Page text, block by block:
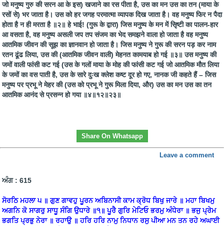
जो मनुष्य गुरु की सरन आ के इस) खजाने का रस पीता है, उस का मन उस का तन (माया के
रसों से) भर जाता है। उस को हर जगह परमात्मा व्यापक दिख जाता है। वह मनुष्य फिर न पैदा
होता है न ही मरता है ॥२॥ हे भाई! (गुरू के द्वारा) जिस मनुष्य के मन में सिृष्टी का पालन-हार
आ वसता है, वह मनुष्य असली जप तप संजम का भेद समझने वाला हो जाता है वह मनुष्य
आतमिक जीवन की सूझ का ज्ञानवान हो जाता है। जिस मनुष्य ने गुरू की सरन पड़ कर नाम
रतन ढूंढ लिया, उस की (आतमिक जीवन वाली) मेहनत कामयाब हो गई ॥३॥ उस मनुष्य की
जमों वाली फांसी कट गई (उस के गलों माया के मोह की फांसी कट गई जो आतमिक मौत लिया
के जमों का वस पाती है, उस के सारे दुःख क्लेश कष्ट दूर हो गए, नानक जी कहते हैं – जिस
मनुष्य पर प्रभू ने मेहर की (उस को प्रभू ने गुरू मिला दिया, और) उस का मन उस का तन
आतमिक आनंद से प्रसन्न हो गया ॥४॥१२॥२३॥
Share On Whatsapp
Leave a comment
ਅੰਗ : 615
ਸੋਰਠਿ ਮਹਲਾ ੫ ॥ ਗੁਣ ਗਾਵਹੁ ਪੂਰਨ ਅਬਿਨਾਸੀ ਕਾਮ ਕ੍ਰੋਧ ਬਿਖੁ ਜਾਰੇ ॥ ਮਹਾ ਬਿਖਮੁ
ਅਗਨਿ ਕੋ ਸਾਗਰੁ ਸਾਧੂ ਸੰਗਿ ਉਧਾਰੇ ॥੧॥ ਪੂਰੈ ਗੁਰਿ ਮੇਟਿਓ ਭਰਮੁ ਅੰਧੇਰਾ ॥ ਭਜੁ ਪ੍ਰੇਮ
ਭਗਤਿ ਪ੍ਰਭੁ ਨੇਰਾ ॥ ਰਹਾਉ ॥ ਹਰਿ ਹਰਿ ਨਾਮੁ ਨਿਧਾਨ ਰਸੁ ਪੀਆ ਮਨ ਤਨ ਰਹੇ ਅਘਾਈ